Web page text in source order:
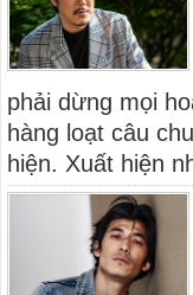
phải dừng mọi
hàng loạt câu
hiện. Xuất hiện